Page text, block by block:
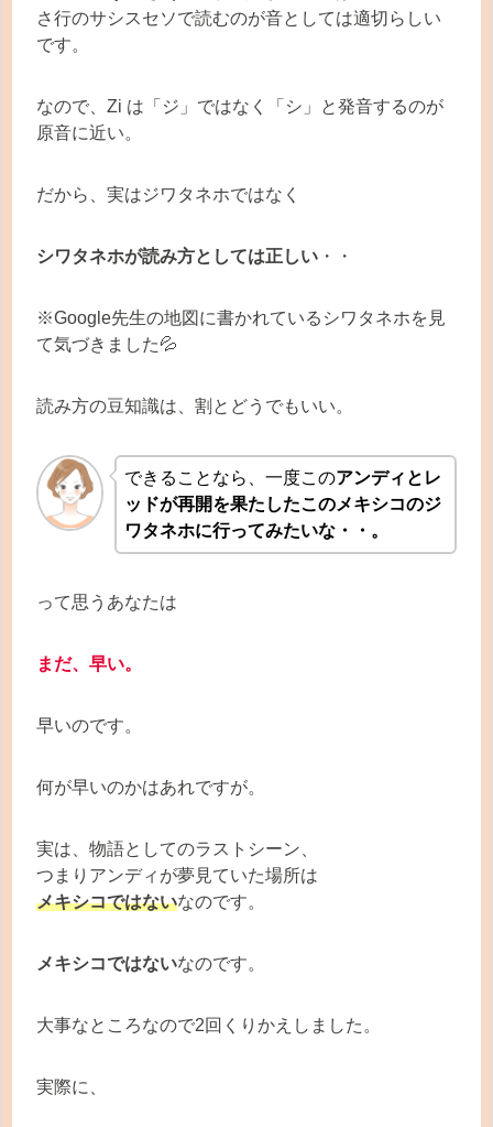
さ行のサシスセソで読むのが音としては適切らしい
です。
なので、Zi は「ジ」ではなく「シ」と発音するのが
原音に近い。
だから、実はジワタネホではなく
シワタネホが読み方としては正しい ・・
※Google先生の地図に書かれているシワタネホを見
て気づきました💦
読み方の豆知識は、割とどうでもいい。
できることなら、一度このアンディとレ
ッドが再開を果たしたこのメキシコのジ
ワタネホに行ってみたいな・・。
って思うあなたは
まだ、早い。
早いのです。
何が早いのかはあれですが。
実は、物語としてのラストシーン、
つまりアンディが夢見ていた場所は
メキシコではないなのです。
メキシコではないなのです。
大事なところなので2回くりかえしました。
実際に、